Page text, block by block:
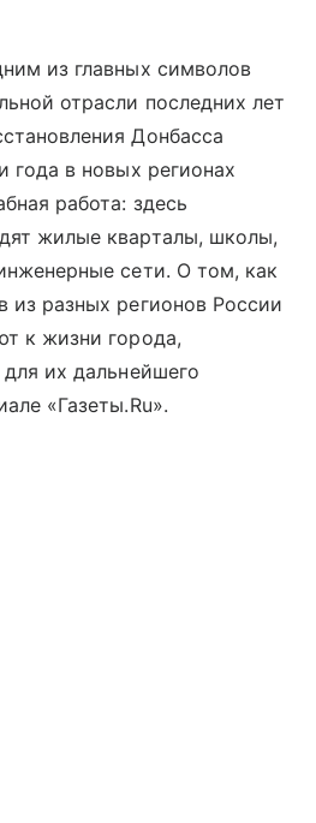
из главных символов
отрасли последних лет
Донбасса
года в новых регионах
работа: здесь
жилые кварталы, школы,
сети. О том, как
из разных регионов России
к жизни города,
их дальнейшего
«Газеты.Ru».